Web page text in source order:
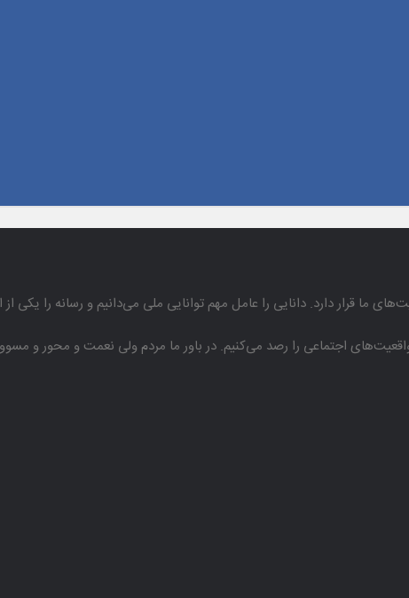
ما قرار دارد. دانایی را عامل مهم توانایی ملی می‌دانیم و رسانه را یكی
اجتماعی را رصد می‌كنیم. در باور ما مردم ولی نعمت و محور و